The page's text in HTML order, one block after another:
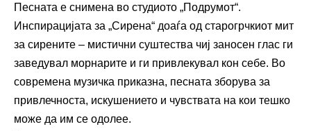
Песната е снимена во студиото „Подрумот“.
Инспирацијата за „Сирена“ доаѓа од старогрчкиот мит
за сирените – мистични суштества чиј заносен глас ги
заведувал морнарите и ги привлекувал кон себе. Во
современа музичка приказна, песната зборува за
привлечноста, искушението и чувствата на кои тешко
може да им се одолее.